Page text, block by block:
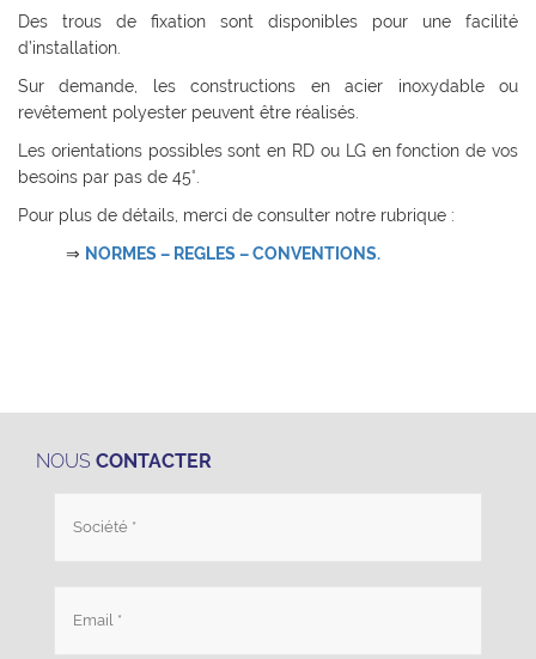
Des trous de fixation sont disponibles pour une facilité
d’installation.
Sur demande, les constructions en acier inoxydable ou
revêtement polyester peuvent être réalisés.
Les orientations possibles sont en RD ou LG en fonction de vos
besoins par pas de 45°.
Pour plus de détails, merci de consulter notre rubrique :
⇒ NORMES – REGLES – CONVENTIONS.
NOUS CONTACTER